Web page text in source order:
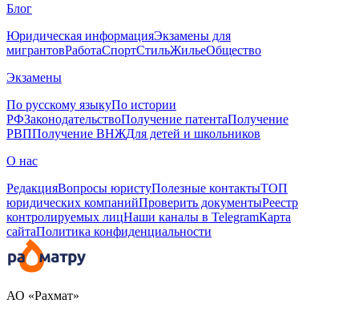
Блог
Юридическая информацияЭкзамены для
мигрантовРаботаСпортСтильЖильеОбщество
Экзамены
По русскому языкуПо истории
РФЗаконодательствоПолучение патентаПолучение
РВППолучение ВНЖДля детей и школьников
О нас
РедакцияВопросы юристуПолезные контактыТОП
юридических компанийПроверить документыРеестр
контролируемых лицНаши каналы в TelegramКарта
сайтаПолитика конфиденциальности
АО «Рахмат»